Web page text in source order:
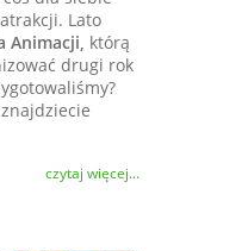
Lato
Animacji, którą
drugi rok
czytaj więcej...